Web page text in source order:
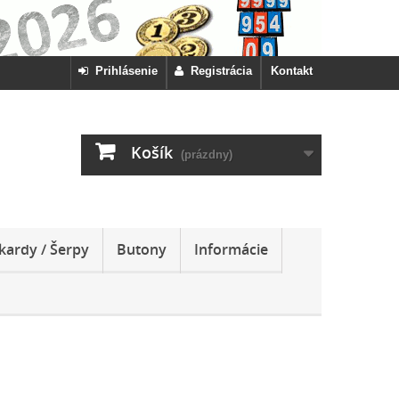
Kontakt
Registrácia
Prihlásenie
Košík (prázdny)
/ Šerpy Butony Informácie